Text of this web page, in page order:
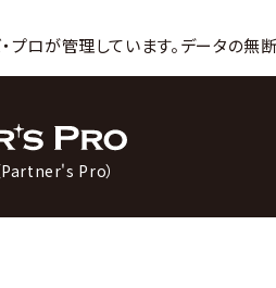
ロが管理しています。データの無
Partner's Pro）